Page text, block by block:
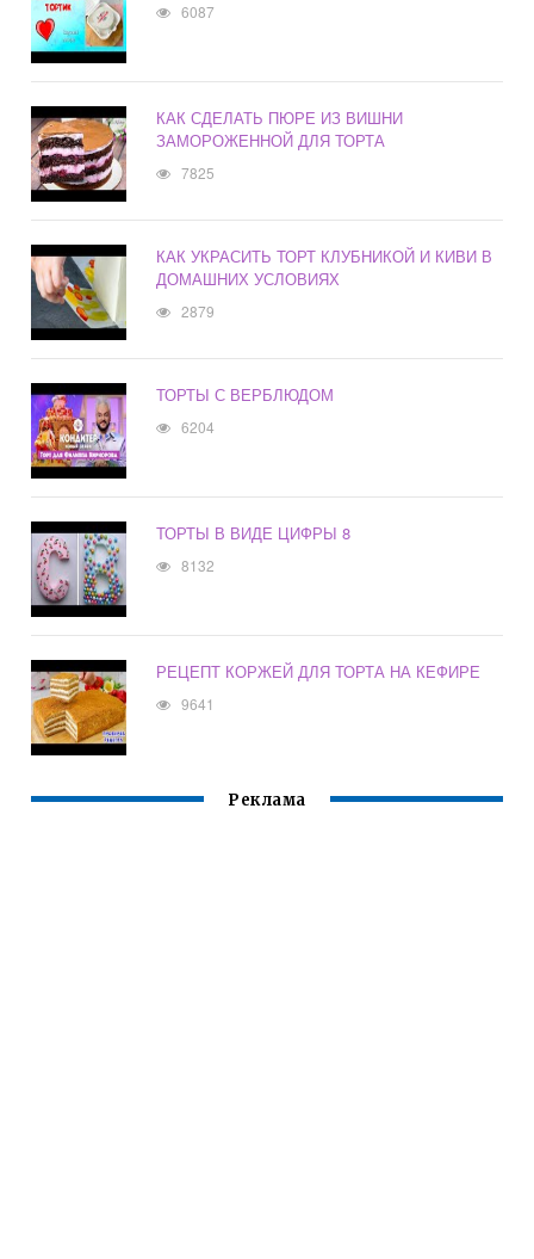
6087
КАК СДЕЛАТЬ ПЮРЕ ИЗ ВИШНИ
ЗАМОРОЖЕННОЙ ДЛЯ ТОРТА
7825
КАК УКРАСИТЬ ТОРТ КЛУБНИКОЙ И КИВИ В
ДОМАШНИХ УСЛОВИЯХ
2879
ТОРТЫ С ВЕРБЛЮДОМ
6204
ТОРТЫ В ВИДЕ ЦИФРЫ 8
8132
РЕЦЕПТ КОРЖЕЙ ДЛЯ ТОРТА НА КЕФИРЕ
9641
Реклама